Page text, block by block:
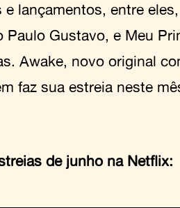
lançamentos, entre
Paulo Gustavo, e Meu
Awake, novo original
faz sua estreia neste
de junho na Netflix: